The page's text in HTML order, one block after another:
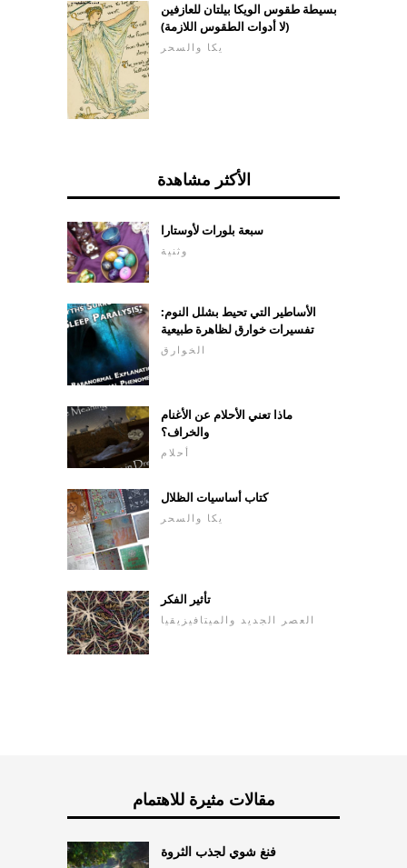
بسيطة طقوس الويكا بيلتان للعازفين
(لا أدوات الطقوس اللازمة)
يكا والسحر
الأكثر مشاهدة
سبعة بلورات لأوستارا
وثنية
الأساطير التي تحيط بشلل النوم:
تفسيرات خوارق لظاهرة طبيعية
الخوارق
ماذا تعني الأحلام عن الأغنام
والخراف؟
أحلام
كتاب أساسيات الظلال
يكا والسحر
تأثير الفكر
العصر الجديد والميتافيزيقيا
مقالات مثيرة للاهتمام
فنغ شوي لجذب الثروة